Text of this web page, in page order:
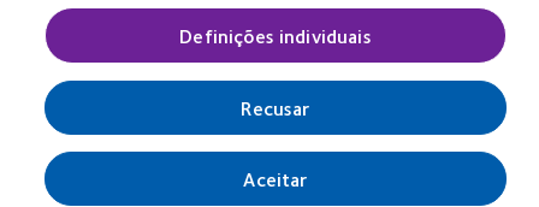
© 2026CooperVision|
Definições individuais
Recusar
Aceitar